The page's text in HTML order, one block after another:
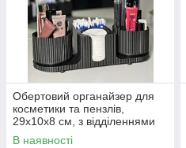
Обертовий органайзер для
косметики та пензлів,
29x10x8 см, з відділеннями
для пензлів та ватних дисків
В наявності